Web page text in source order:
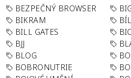
BEZPEČNÝ BROWSER
BIKRAM
BILL GATES
BJJ
BLOG
BOBRONUTRIE